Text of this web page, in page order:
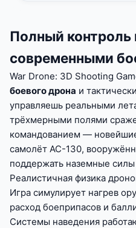
Полный контроль
современными
War Drone: 3D Shooting
боевого дрона и
управляешь реальными
трёхмерными полями
командованием —
самолёт AC-130,
поддержать наземные силы
Реалистичная физика
Игра симулирует нагрев
расход боеприпасов и
Системы наведения